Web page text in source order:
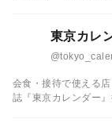
東京カレ
会食・接待で使える店
誌『東京カレンダー